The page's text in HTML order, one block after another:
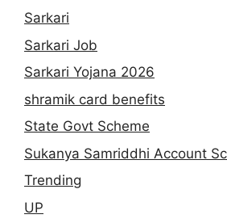
Sarkari
Sarkari Job
Sarkari Yojana 2026
shramik card benefits
State Govt Scheme
Sukanya Samriddhi Account
Trending
UP